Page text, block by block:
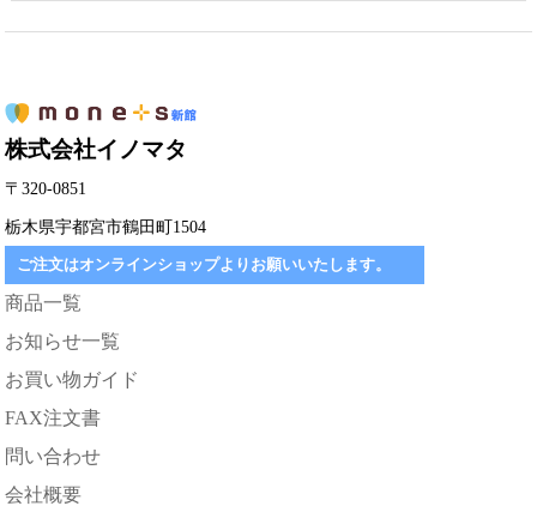
株式会社イノマタ
〒320-0851
栃木県宇都宮市鶴田町1504
ご注文はオンラインショップよりお願いいたします。
商品一覧
お知らせ一覧
お買い物ガイド
FAX注文書
問い合わせ
会社概要